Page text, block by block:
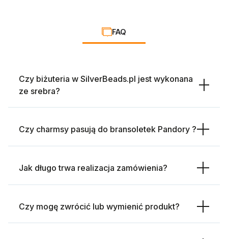
FAQ
Czy biżuteria w SilverBeads.pl jest wykonana
ze srebra?
Czy charmsy pasują do bransoletek Pandory ?
Jak długo trwa realizacja zamówienia?
Czy mogę zwrócić lub wymienić produkt?